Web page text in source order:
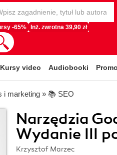
-65% Inż. zwrotna 39,90 zł
Kursy video Audiobooki
i marketing » 📚 SEO
Narzędzia
Wydanie III
Krzysztof Marzec